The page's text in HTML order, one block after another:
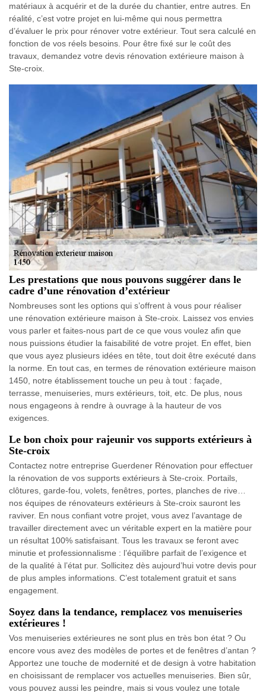
matériaux à acquérir et de la durée du chantier, entre autres. En
réalité, c’est votre projet en lui-même qui nous permettra
d’évaluer le prix pour rénover votre extérieur. Tout sera calculé en
fonction de vos réels besoins. Pour être fixé sur le coût des
travaux, demandez votre devis rénovation extérieure maison à
Ste-croix.
Les prestations que nous pouvons suggérer dans le
cadre d’une rénovation d’extérieur
Nombreuses sont les options qui s’offrent à vous pour réaliser
une rénovation extérieure maison à Ste-croix. Laissez vos envies
vous parler et faites-nous part de ce que vous voulez afin que
nous puissions étudier la faisabilité de votre projet. En effet, bien
que vous ayez plusieurs idées en tête, tout doit être exécuté dans
la norme. En tout cas, en termes de rénovation extérieure maison
1450, notre établissement touche un peu à tout : façade,
terrasse, menuiseries, murs extérieurs, toit, etc. De plus, nous
nous engageons à rendre à ouvrage à la hauteur de vos
exigences.
Le bon choix pour rajeunir vos supports extérieurs à
Ste-croix
Contactez notre entreprise Guerdener Rénovation pour effectuer
la rénovation de vos supports extérieurs à Ste-croix. Portails,
clôtures, garde-fou, volets, fenêtres, portes, planches de rive…
nos équipes de rénovateurs extérieurs à Ste-croix sauront les
raviver. En nous confiant votre projet, vous avez l’avantage de
travailler directement avec un véritable expert en la matière pour
un résultat 100% satisfaisant. Tous les travaux se feront avec
minutie et professionnalisme : l’équilibre parfait de l’exigence et
de la qualité à l’état pur. Sollicitez dès aujourd’hui votre devis pour
de plus amples informations. C’est totalement gratuit et sans
engagement.
Soyez dans la tendance, remplacez vos menuiseries
extérieures !
Vos menuiseries extérieures ne sont plus en très bon état ? Ou
encore vous avez des modèles de portes et de fenêtres d’antan ?
Apportez une touche de modernité et de design à votre habitation
en choisissant de remplacer vos actuelles menuiseries. Bien sûr,
vous pouvez aussi les peindre, mais si vous voulez une totale